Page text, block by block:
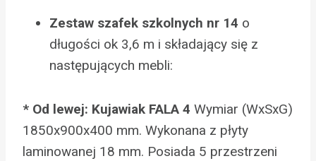
Zestaw szafek szkolnych nr 14 o
długości ok 3,6 m i składający się z
następujących mebli:
* Od lewej: Kujawiak FALA 4 Wymiar (WxSxG)
1850x900x400 mm. Wykonana z płyty
laminowanej 18 mm. Posiada 5 przestrzeni